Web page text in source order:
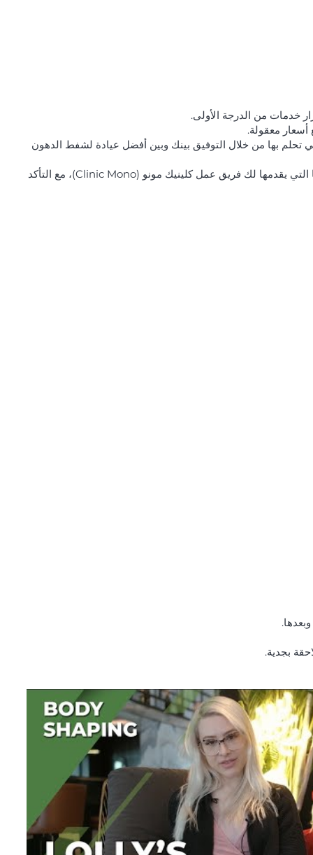
خدمات من الدرجة الأولى.
معقولة.
بها من خلال التوفيق بينك وبين أفضل عيادة لشفط الدهون
بالإضافة إلى علاجك في مركز شفط الدهون، فإنك تستفيد من المساعدة الشخصية على مدار الساعة طوال أيام الأسبوع طوال العملية بأكملها التي يقدمها لك فريق عمل كلينيك مونو (Clinic Mono)، مع التأكد
بجدية.